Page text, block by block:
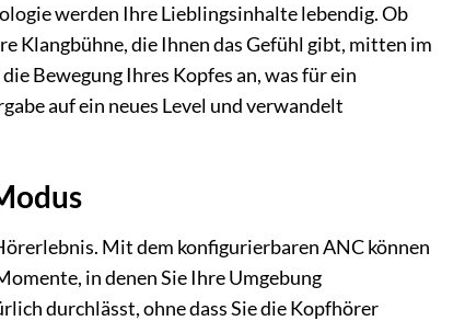
werden Ihre Lieblingsinhalte lebendig. Ob
Klangbühne, die Ihnen das Gefühl gibt, mitten im
Bewegung Ihres Kopfes an, was für ein
auf ein neues Level und verwandelt
Mit dem konfigurierbaren ANC können
in denen Sie Ihre Umgebung
durchlässt, ohne dass Sie die Kopfhörer